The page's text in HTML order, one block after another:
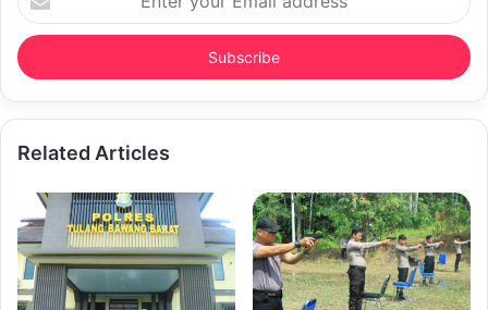
your
Email
address
Related Articles